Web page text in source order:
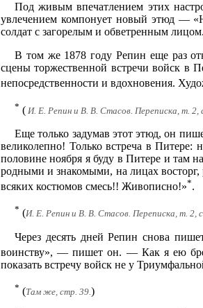
Под живым впечатлением этих
увлечением компонует новый этюд —
солдат с загорелым и обветренным
В том же 1878 году Репин еще раз
сцены торжественной встречи войск в
непосредственности и вдохновения.
* ( И. Е. Репин и В. В. Стасов. Переписка, т. 2,
Еще только задумав этот этюд, он
великолепно! Только встреча в Питере:
половине ноября я буду в Питере и там
родными и знакомыми, на лицах восторг,
всяких костюмов смесь!! Живописно!»*.
* (И. Е. Репин и В. В. Стасов. Переписка, т. 2,
Через десять дней Репин снова
воинству», — пишет он. — Как я ею
показать встречу войск не у
* (Там же, стр. 39.)